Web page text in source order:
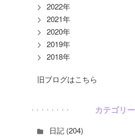
2022年
2021年
2020年
2019年
2018年
旧ブログはこちら
カテゴリー
日記 (204)